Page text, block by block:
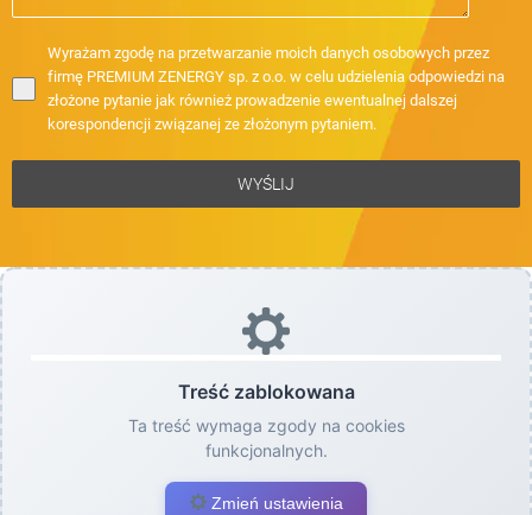
Wyrażam zgodę na przetwarzanie moich danych osobowych przez
firmę PREMIUM ZENERGY sp. z o.o. w celu udzielenia odpowiedzi na
złożone pytanie jak również prowadzenie ewentualnej dalszej
korespondencji związanej ze złożonym pytaniem.
WYŚLIJ
Treść zablokowana
Ta treść wymaga zgody na cookies
funkcjonalnych.
Zmień ustawienia